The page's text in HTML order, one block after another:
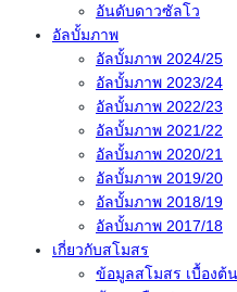
อันดับดาวซัลโว
อัลบั้มภาพ
อัลบั้มภาพ 2024/25
อัลบั้มภาพ 2023/24
อัลบั้มภาพ 2022/23
อัลบั้มภาพ 2021/22
อัลบั้มภาพ 2020/21
อัลบั้มภาพ 2019/20
อัลบั้มภาพ 2018/19
อัลบั้มภาพ 2017/18
เกี่ยวกับสโมสร
ข้อมูลสโมสร เบื้องต้น